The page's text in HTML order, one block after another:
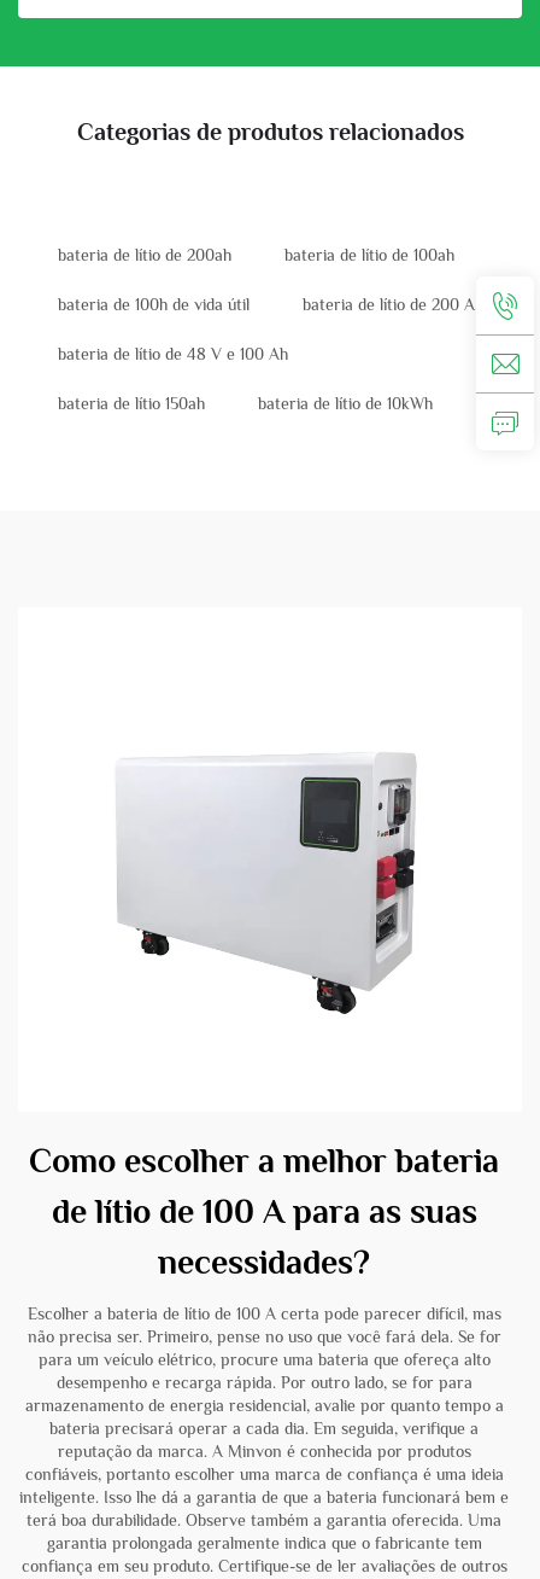
Categorias de produtos relacionados
bateria de lítio de 200ah bateria de lítio de 100ah
bateria de 100h de vida útil bateria de lítio de 200 A
bateria de lítio de 48 V e 100 Ah
bateria de lítio 150ah bateria de lítio de 10kWh
Como escolher a melhor bateria
de lítio de 100 A para as suas
necessidades?
Escolher a bateria de lítio de 100 A certa pode parecer difícil, mas
não precisa ser. Primeiro, pense no uso que você fará dela. Se for
para um veículo elétrico, procure uma bateria que ofereça alto
desempenho e recarga rápida. Por outro lado, se for para
armazenamento de energia residencial, avalie por quanto tempo a
bateria precisará operar a cada dia. Em seguida, verifique a
reputação da marca. A Minvon é conhecida por produtos
confiáveis, portanto escolher uma marca de confiança é uma ideia
inteligente. Isso lhe dá a garantia de que a bateria funcionará bem e
terá boa durabilidade. Observe também a garantia oferecida. Uma
garantia prolongada geralmente indica que o fabricante tem
confiança em seu produto. Certifique-se de ler avaliações de outros